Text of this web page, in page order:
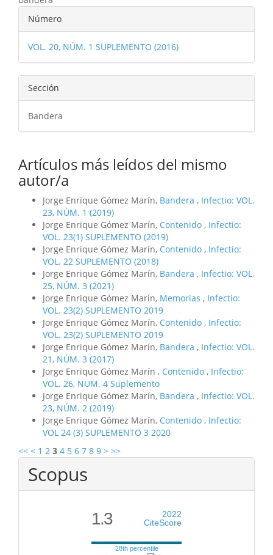
artículo
Detalles
del
artículo
Número
VOL. 20, NÚM. 1 SUPLEMENTO (2016)
Sección
Bandera
Artículos más leídos del mismo
autor/a
Jorge Enrique Gómez Marín, Bandera , Infectio: VOL.
23, NÚM. 1 (2019)
Jorge Enrique Gómez Marín, Contenido , Infectio:
VOL. 23(1) SUPLEMENTO (2019)
Jorge Enrique Gómez Marín, Contenido , Infectio:
VOL. 22 SUPLEMENTO (2018)
Jorge Enrique Gómez Marín, Bandera , Infectio: VOL.
25, NÚM. 3 (2021)
Jorge Enrique Gómez Marín, Memorias , Infectio:
VOL. 23(2) SUPLEMENTO 2019
Jorge Enrique Gómez Marín, Contenido , Infectio:
VOL. 23(2) SUPLEMENTO 2019
Jorge Enrique Gómez Marín, Bandera , Infectio: VOL.
21, NÚM. 3 (2017)
Jorge Enrique Gómez Marín , Contenido , Infectio:
VOL. 26, NUM. 4 Suplemento
Jorge Enrique Gómez Marín, Bandera , Infectio: VOL.
23, NÚM. 2 (2019)
Jorge Enrique Gómez Marín, Contenido , Infectio:
VOL 24 (3) SUPLEMENTO 3 2020
<< < 1 2 3 4 5 6 7 8 9 > >>
Scopus
1.3
2022
CiteScore
28th percentile